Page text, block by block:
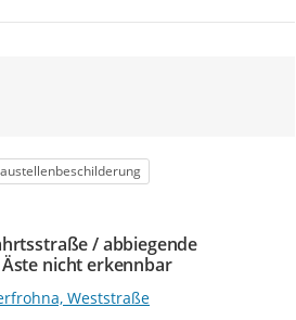
Äußerung
/ abbiegende
nicht erkennbar
Weststraße